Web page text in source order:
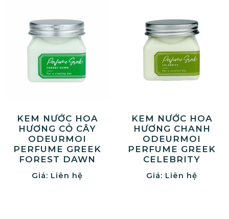
KEM NƯỚC HOA
HƯƠNG CỎ CÂY
ODEURMOI
PERFUME GREEK
FOREST DAWN
Giá: Liên hệ
KEM NƯỚC HOA
HƯƠNG CHANH
ODEURMOI
PERFUME GREEK
CELEBRITY
Giá: Liên hệ